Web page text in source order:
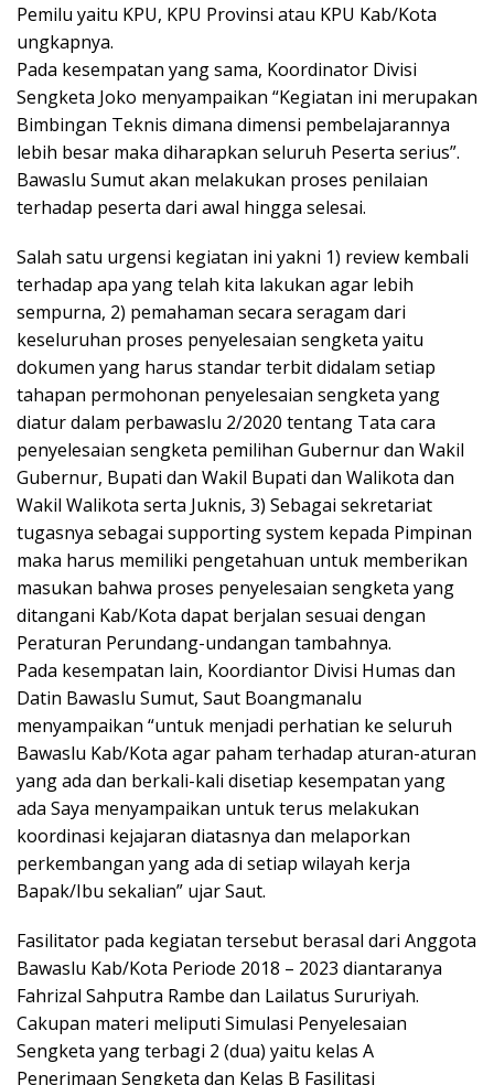
Pemilu yaitu KPU, KPU Provinsi atau KPU Kab/Kota
ungkapnya.
Pada kesempatan yang sama, Koordinator Divisi
Sengketa Joko menyampaikan “Kegiatan ini merupakan
Bimbingan Teknis dimana dimensi pembelajarannya
lebih besar maka diharapkan seluruh Peserta serius”.
Bawaslu Sumut akan melakukan proses penilaian
terhadap peserta dari awal hingga selesai.
Salah satu urgensi kegiatan ini yakni 1) review kembali
terhadap apa yang telah kita lakukan agar lebih
sempurna, 2) pemahaman secara seragam dari
keseluruhan proses penyelesaian sengketa yaitu
dokumen yang harus standar terbit didalam setiap
tahapan permohonan penyelesaian sengketa yang
diatur dalam perbawaslu 2/2020 tentang Tata cara
penyelesaian sengketa pemilihan Gubernur dan Wakil
Gubernur, Bupati dan Wakil Bupati dan Walikota dan
Wakil Walikota serta Juknis, 3) Sebagai sekretariat
tugasnya sebagai supporting system kepada Pimpinan
maka harus memiliki pengetahuan untuk memberikan
masukan bahwa proses penyelesaian sengketa yang
ditangani Kab/Kota dapat berjalan sesuai dengan
Peraturan Perundang-undangan tambahnya.
Pada kesempatan lain, Koordiantor Divisi Humas dan
Datin Bawaslu Sumut, Saut Boangmanalu
menyampaikan “untuk menjadi perhatian ke seluruh
Bawaslu Kab/Kota agar paham terhadap aturan-aturan
yang ada dan berkali-kali disetiap kesempatan yang
ada Saya menyampaikan untuk terus melakukan
koordinasi kejajaran diatasnya dan melaporkan
perkembangan yang ada di setiap wilayah kerja
Bapak/Ibu sekalian” ujar Saut.
Fasilitator pada kegiatan tersebut berasal dari Anggota
Bawaslu Kab/Kota Periode 2018 – 2023 diantaranya
Fahrizal Sahputra Rambe dan Lailatus Sururiyah.
Cakupan materi meliputi Simulasi Penyelesaian
Sengketa yang terbagi 2 (dua) yaitu kelas A
Penerimaan Sengketa dan Kelas B Fasilitasi